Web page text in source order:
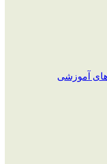
آموزشی